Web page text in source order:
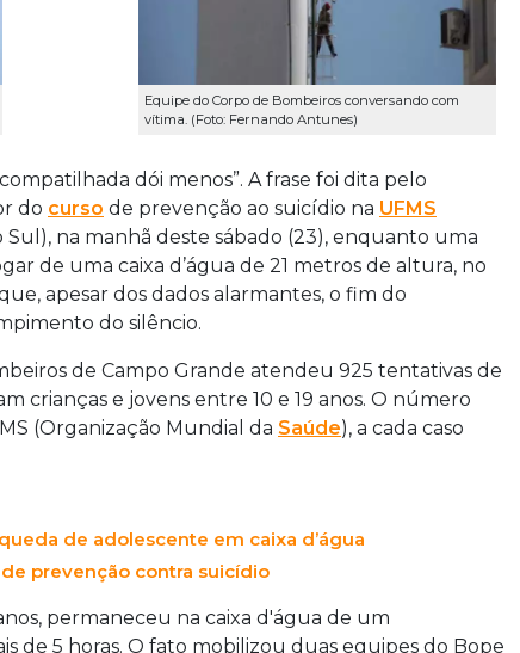
Equipe do Corpo de Bombeiros conversando com
vítima. (Foto: Fernando Antunes)
dói menos”. A frase foi dita pelo
do curso de prevenção ao suicídio na UFMS
Sul), na manhã deste sábado (23), enquanto uma
de uma caixa d’água de 21 metros de altura, no
apesar dos dados alarmantes, o fim do
do silêncio.
de Campo Grande atendeu 925 tentativas de
crianças e jovens entre 10 e 19 anos. O número
(Organização Mundial da Saúde), a cada caso
de adolescente em caixa d’água
prevenção contra suicídio
permaneceu na caixa d'água de um
de 5 horas. O fato mobilizou duas equipes do Bope